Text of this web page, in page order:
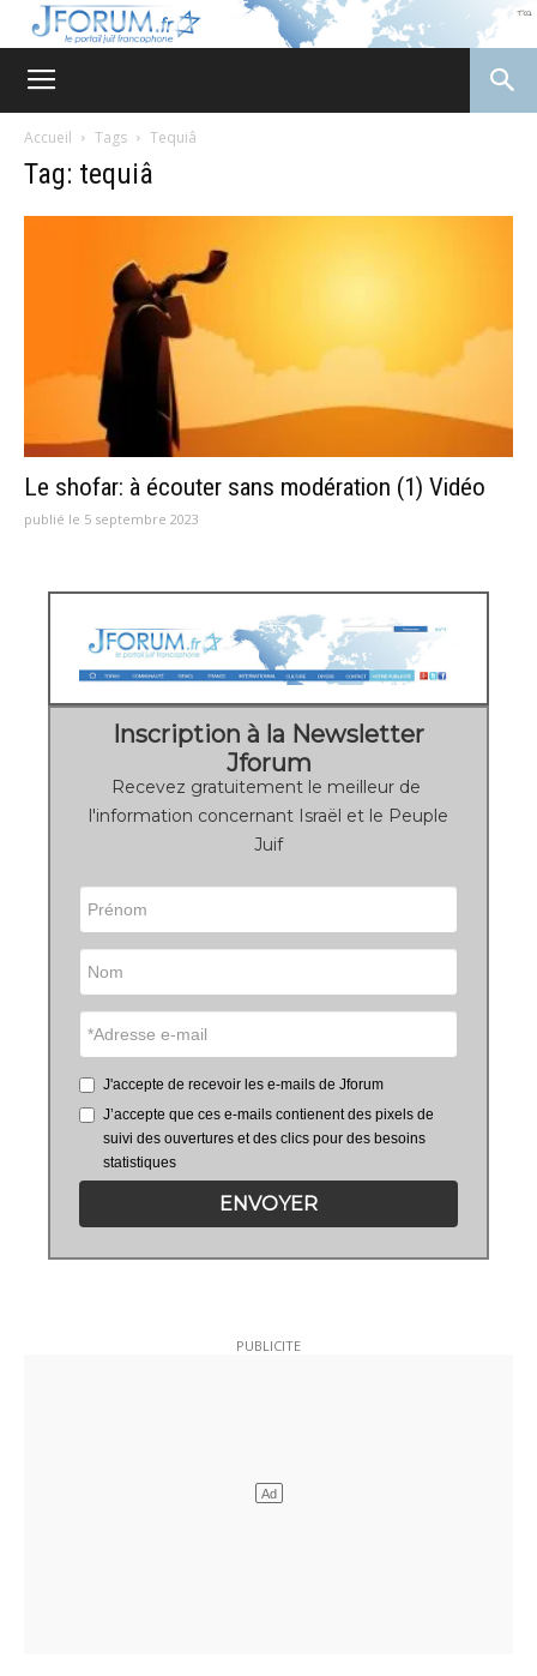
Accueil Tags Tequiâ
Tag: tequiâ
Le shofar: à écouter sans modération (1) Vidéo
publié le 5 septembre 2023
Inscription à la Newsletter
Jforum
Recevez gratuitement le meilleur de
l'information concernant Israël et le Peuple
Juif
J'accepte de recevoir les e-mails de Jforum
J’accepte que ces e-mails contienent des pixels de
suivi des ouvertures et des clics pour des besoins
statistiques
ENVOYER